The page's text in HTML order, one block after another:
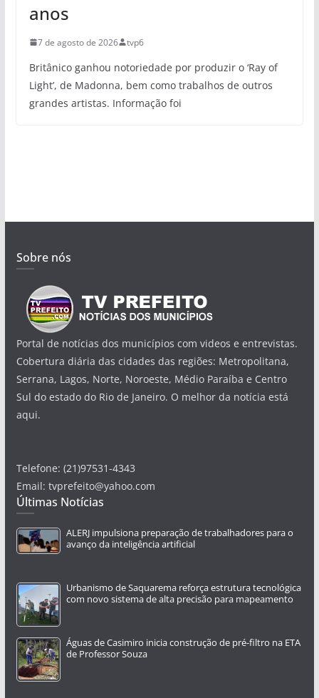
anos
7 de agosto de 2026 tvp6
Britânico ganhou notoriedade por produzir o ‘Ray of
Light’, de Madonna, bem como trabalhos de outros
grandes artistas. Informação foi
Sobre nós
Portal de notícias dos municípios com videos e entrevistas.
Cobertura diária das cidades das regiões: Metropolitana,
Serrana, Lagos, Norte, Noroeste, Médio Paraíba e Centro
Sul do estado do Rio de Janeiro. O melhor da notícia está
aqui.
Telefone: (21)97531-4343
Email: tvprefeito@yahoo.com
Últimas Notícias
ALERJ impulsiona preparação de trabalhadores para o
avanço da inteligência artificial
Urbanismo de Saquarema reforça estrutura tecnológica
com novo sistema de alta precisão para mapeamento
Águas de Casimiro inicia construção de pré-filtro na ETA
de Professor Souza